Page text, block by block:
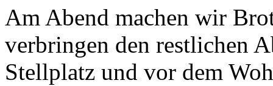
Am Abend machen wir
verbringen den restlichen
Stellplatz und vor dem